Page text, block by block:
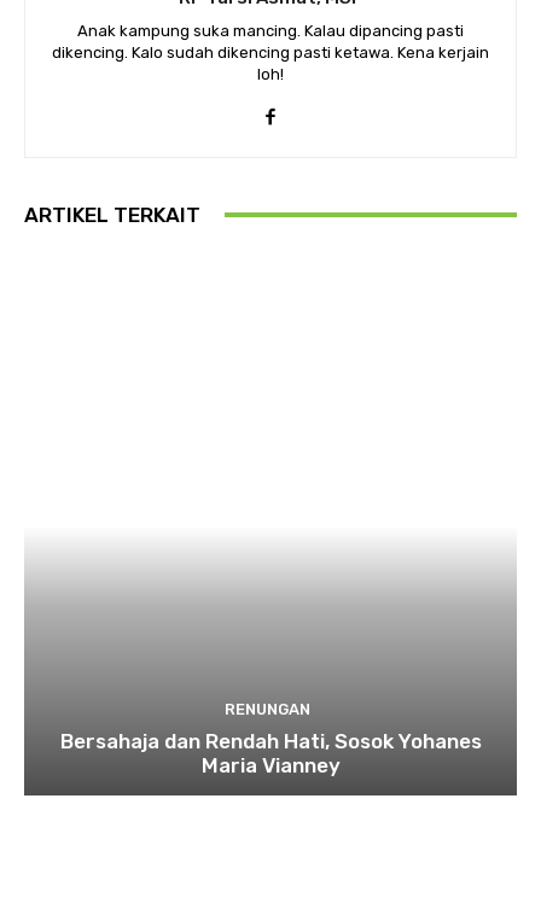
Anak kampung suka mancing. Kalau dipancing pasti
dikencing. Kalo sudah dikencing pasti ketawa. Kena kerjain
loh!
ARTIKEL TERKAIT
RENUNGAN
Bersahaja dan Rendah Hati, Sosok Yohanes
Maria Vianney